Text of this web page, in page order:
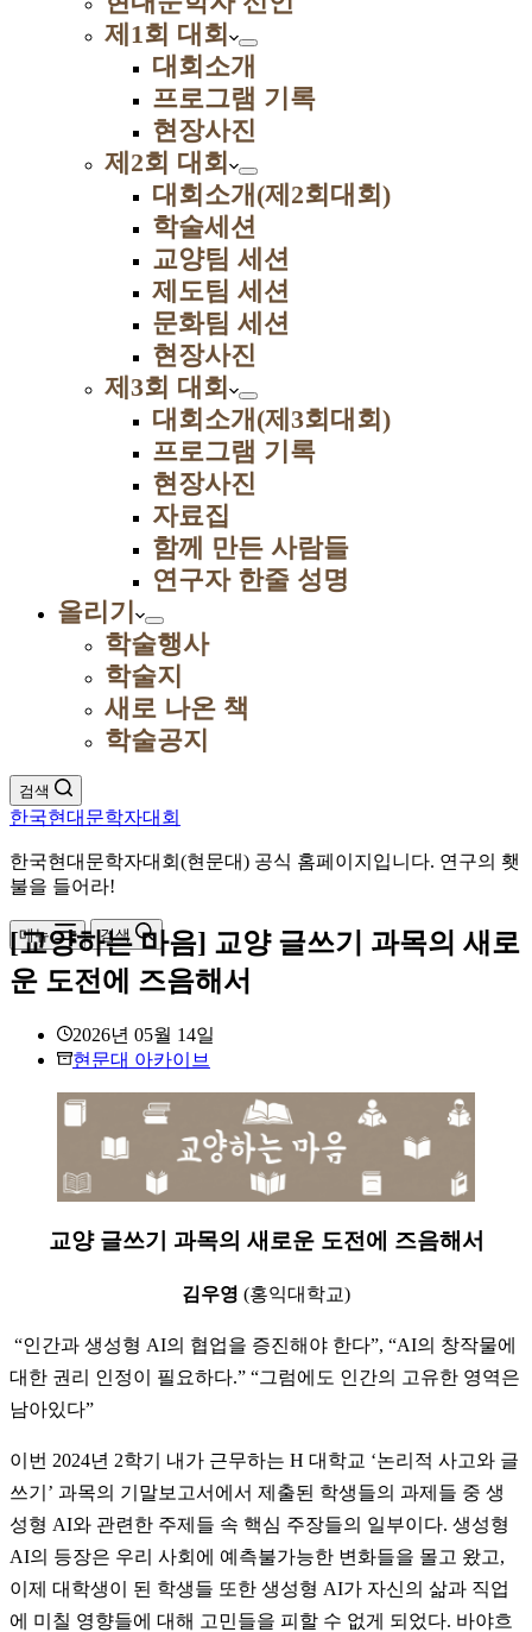
제1회 대회
대회소개
프로그램 기록
현장사진
제2회 대회
대회소개(제2회대회)
학술세션
교양팀 세션
제도팀 세션
문화팀 세션
현장사진
제3회 대회
대회소개(제3회대회)
프로그램 기록
현장사진
자료집
함께 만든 사람들
연구자 한줄 성명
올리기
학술행사
학술지
새로 나온 책
학술공지
검색
한국현대문학자대회
한국현대문학자대회(현문대) 공식 홈페이지입니다. 연구의 횃
불을 들어라!
메뉴 검색
[교양하는 마음] 교양 글쓰기 과목의 새로
운 도전에 즈음해서
2026년 05월 14일
현문대 아카이브
교양 글쓰기 과목의 새로운 도전에 즈음해서
김우영 (홍익대학교)
“인간과 생성형 AI의 협업을 증진해야 한다”, “AI의 창작물에
대한 권리 인정이 필요하다.” “그럼에도 인간의 고유한 영역은
남아있다”
이번 2024년 2학기 내가 근무하는 H 대학교 ‘논리적 사고와 글
쓰기’ 과목의 기말보고서에서 제출된 학생들의 과제들 중 생
성형 AI와 관련한 주제들 속 핵심 주장들의 일부이다. 생성형
AI의 등장은 우리 사회에 예측불가능한 변화들을 몰고 왔고,
이제 대학생이 된 학생들 또한 생성형 AI가 자신의 삶과 직업
에 미칠 영향들에 대해 고민들을 피할 수 없게 되었다. 바야흐